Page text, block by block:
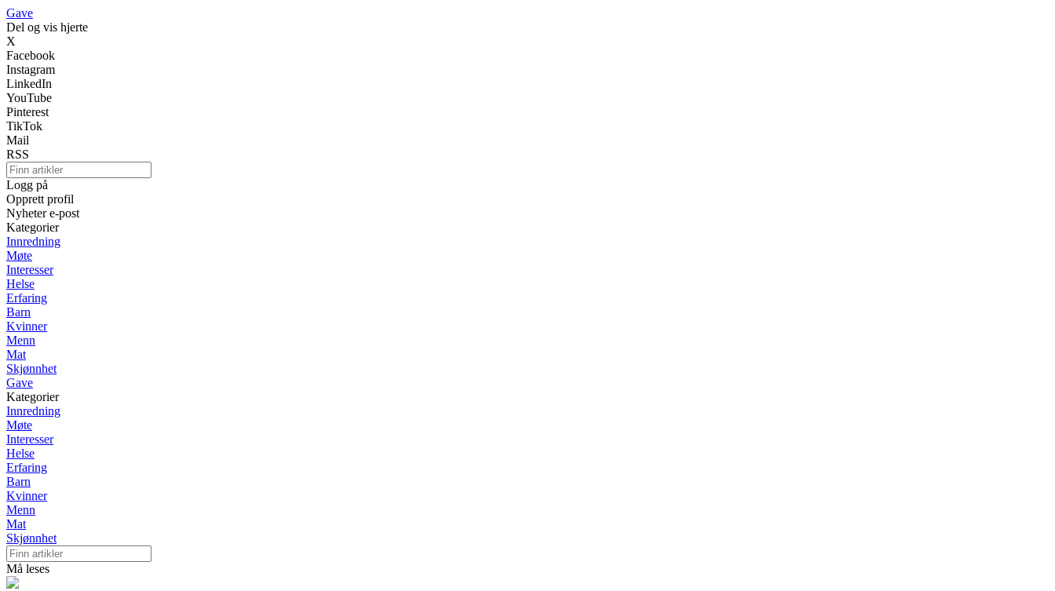
Gave
Del og vis hjerte
X
Facebook
Instagram
LinkedIn
YouTube
Pinterest
TikTok
Mail
RSS
Logg på
Opprett profil
Nyheter e-post
Kategorier
Innredning
Møte
Interesser
Helse
Erfaring
Barn
Kvinner
Menn
Mat
Skjønnhet
Gave
Kategorier
Innredning
Møte
Interesser
Helse
Erfaring
Barn
Kvinner
Menn
Mat
Skjønnhet
Må leses